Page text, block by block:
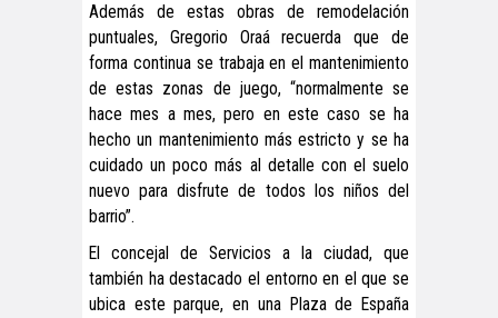
Además de estas obras de remodelación
puntuales, Gregorio Oraá recuerda que de
forma continua se trabaja en el mantenimiento
de estas zonas de juego, “normalmente se
hace mes a mes, pero en este caso se ha
hecho un mantenimiento más estricto y se ha
cuidado un poco más al detalle con el suelo
nuevo para disfrute de todos los niños del
barrio”.
El concejal de Servicios a la ciudad, que
también ha destacado el entorno en el que se
ubica este parque, en una Plaza de España